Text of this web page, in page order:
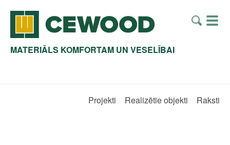
MATERIĀLS KOMFORTAM UN VESELĪBAI
Projekti Realizētie objekti Raksti